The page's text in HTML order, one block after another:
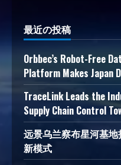
最近の投稿
Orbbec’s Robot-Free
Platform Makes Japan
TraceLink Leads the
Supply Chain Control
远景乌兰察布星河基
新模式